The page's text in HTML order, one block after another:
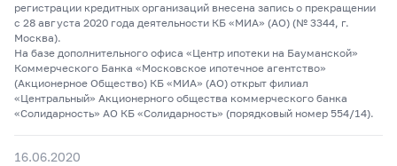
регистрации кредитных организаций внесена запись о прекращении
с 28 августа 2020 года деятельности КБ «МИА» (АО) (№ 3344, г.
Москва).
На базе дополнительного офиса «Центр ипотеки на Бауманской»
Коммерческого Банка «Московское ипотечное агентство»
(Акционерное Общество) КБ «МИА» (АО) открыт филиал
«Центральный» Акционерного общества коммерческого банка
«Солидарность» АО КБ «Солидарность» (порядковый номер 554/14).
16.06.2020